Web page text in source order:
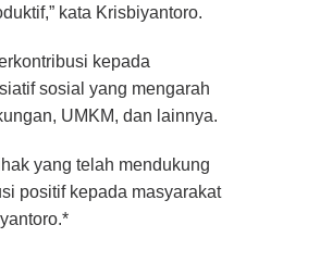
kata Krisbiyantoro.
kepada
sosial yang mengarah
UMKM, dan lainnya.
yang telah mendukung
positif kepada masyarakat